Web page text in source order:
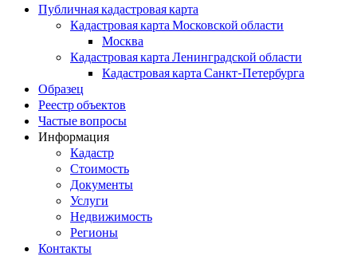
Публичная кадастровая карта
Кадастровая карта Московской области
Москва
Кадастровая карта Ленинградской области
Кадастровая карта Санкт-Петербурга
Образец
Реестр объектов
Частые вопросы
Информация
Кадастр
Стоимость
Документы
Услуги
Недвижимость
Регионы
Контакты